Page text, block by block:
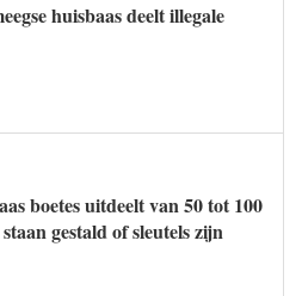
huisbaas deelt illegale
boetes uitdeelt van 50 tot 100
gestald of sleutels zijn